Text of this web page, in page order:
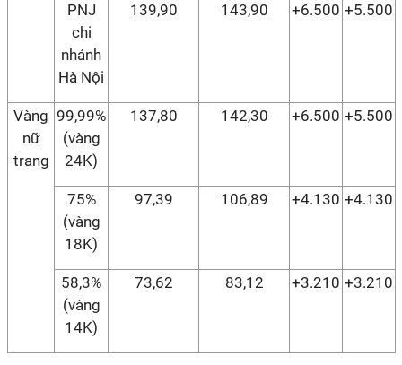
PNJ
chi
nhánh
Hà Nội
139,90 143,90 +6.500 +5.500
Vàng
nữ
trang
99,99%
(vàng
24K)
137,80 142,30 +6.500 +5.500
75%
(vàng
18K)
97,39 106,89 +4.130 +4.130
58,3%
(vàng
14K)
73,62 83,12 +3.210 +3.210